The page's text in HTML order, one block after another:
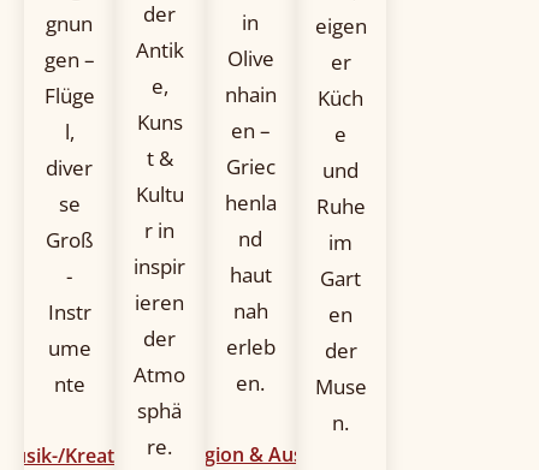
gnun
gen –
Flüge
l,
diver
se
Groß
-
Instr
ume
nte
Kreativgruppen
der
Antik
e,
Kuns
t &
Kultu
r in
inspir
ieren
der
Atmo
sphä
re.
in
Olive
nhain
en –
Griec
henla
nd
haut
nah
erleb
en.
Region & Ausflüge
eigen
er
Küch
e
und
Ruhe
im
Gart
en
der
Muse
n.